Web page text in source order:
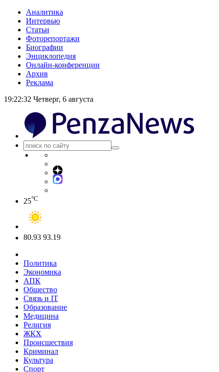
Аналитика
Интервью
Статьи
Фоторепортажи
Биографии
Энциклопедия
Онлайн-конференции
Архив
Реклама
19:22:33 Четверг, 6 августа
25°C
80.93 93.19
Политика
Экономика
АПК
Общество
Связь и IT
Образование
Медицина
Религия
ЖКХ
Происшествия
Криминал
Культура
Спорт